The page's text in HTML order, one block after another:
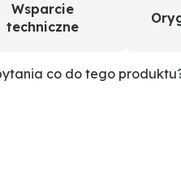
Wsparcie
techniczne
co do tego